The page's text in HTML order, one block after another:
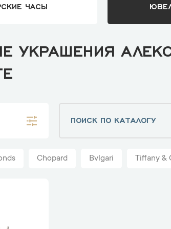
ЧАСЫ
УКРАШЕНИЯ
Chopard Bvlgari Tiffany &